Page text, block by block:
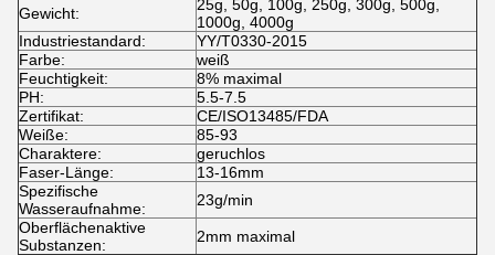
Gewicht:
25g, 50g, 100g, 250g, 300g, 500g,
1000g, 4000g
Industriestandard:
YY/T0330-2015
Farbe:
weiß
Feuchtigkeit:
8% maximal
PH:
5.5-7.5
Zertifikat:
CE/ISO13485/FDA
Weiße:
85-93
Charaktere:
geruchlos
Faser-Länge:
13-16mm
Spezifische
Wasseraufnahme:
23g/min
Oberflächenaktive
Substanzen:
2mm maximal